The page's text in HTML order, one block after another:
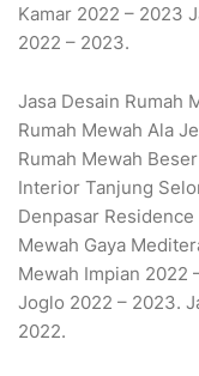
Kamar 2022 – 2023
2022 – 2023.
Jasa Desain Rumah
Rumah Mewah Ala
Rumah Mewah
Interior Tanjung
Denpasar
Mewah Gaya
Mewah Impian 2022
Joglo 2022 – 2023.
2022.